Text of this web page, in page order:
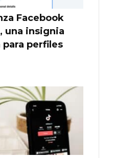
Facebook
una insignia
perfiles